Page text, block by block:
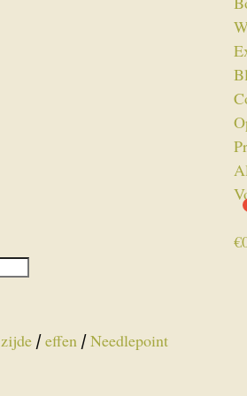
€
zijde/effen/Needlepoint